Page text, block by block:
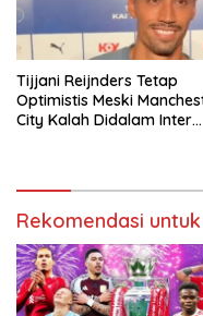
Tijjani Reijnders Tetap
Optimistis Meski
City Kalah Didalam Inter
Rekomendasi